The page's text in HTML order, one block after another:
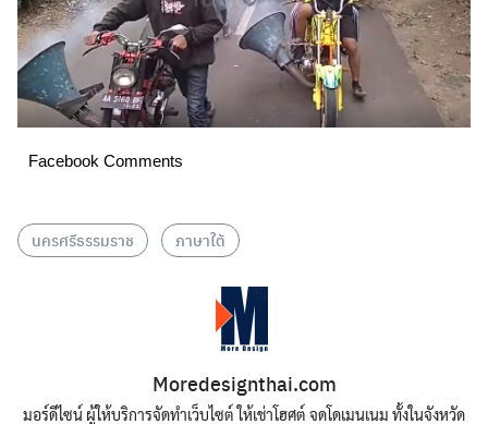
Facebook Comments
นครศรีธรรมราช ภาษาใต้
Moredesignthai.com
มอร์ดีไซน์ ผู้ให้บริการจัดทำเว็บไซต์ ให้เช่าโฮศต์ จดโดเมนเนม ทั้งในจังหวัด